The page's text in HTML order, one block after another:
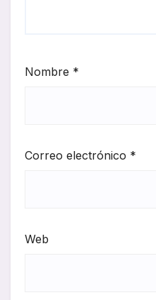
Nombre *
Correo electrónico *
Web